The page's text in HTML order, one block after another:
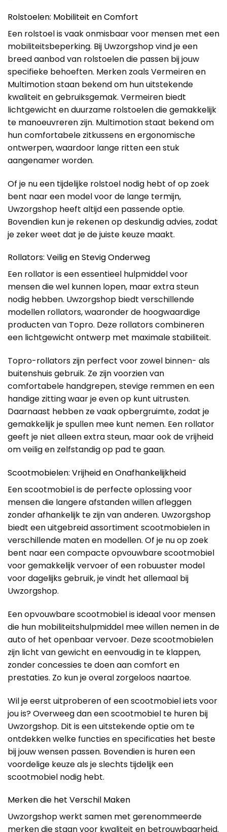
Rolstoelen: Mobiliteit en Comfort
Een rolstoel is vaak onmisbaar voor mensen met een
mobiliteitsbeperking. Bij Uwzorgshop vind je een
breed aanbod van rolstoelen die passen bij jouw
specifieke behoeften. Merken zoals Vermeiren en
Multimotion staan bekend om hun uitstekende
kwaliteit en gebruiksgemak. Vermeiren biedt
lichtgewicht en duurzame rolstoelen die gemakkelijk
te manoeuvreren zijn. Multimotion staat bekend om
hun comfortabele zitkussens en ergonomische
ontwerpen, waardoor lange ritten een stuk
aangenamer worden.
Of je nu een tijdelijke rolstoel nodig hebt of op zoek
bent naar een model voor de lange termijn,
Uwzorgshop heeft altijd een passende optie.
Bovendien kun je rekenen op deskundig advies, zodat
je zeker weet dat je de juiste keuze maakt.
Rollators: Veilig en Stevig Onderweg
Een rollator is een essentieel hulpmiddel voor
mensen die wel kunnen lopen, maar extra steun
nodig hebben. Uwzorgshop biedt verschillende
modellen rollators, waaronder de hoogwaardige
producten van Topro. Deze rollators combineren
een lichtgewicht ontwerp met maximale stabiliteit.
Topro-rollators zijn perfect voor zowel binnen- als
buitenshuis gebruik. Ze zijn voorzien van
comfortabele handgrepen, stevige remmen en een
handige zitting waar je even op kunt uitrusten.
Daarnaast hebben ze vaak opbergruimte, zodat je
gemakkelijk je spullen mee kunt nemen. Een rollator
geeft je niet alleen extra steun, maar ook de vrijheid
om veilig en zelfstandig op pad te gaan.
Scootmobielen: Vrijheid en Onafhankelijkheid
Een scootmobiel is de perfecte oplossing voor
mensen die langere afstanden willen afleggen
zonder afhankelijk te zijn van anderen. Uwzorgshop
biedt een uitgebreid assortiment scootmobielen in
verschillende maten en modellen. Of je nu op zoek
bent naar een compacte opvouwbare scootmobiel
voor gemakkelijk vervoer of een robuuster model
voor dagelijks gebruik, je vindt het allemaal bij
Uwzorgshop.
Een opvouwbare scootmobiel is ideaal voor mensen
die hun mobiliteitshulpmiddel mee willen nemen in de
auto of het openbaar vervoer. Deze scootmobielen
zijn licht van gewicht en eenvoudig in te klappen,
zonder concessies te doen aan comfort en
prestaties. Zo kun je overal zorgeloos naartoe.
Wil je eerst uitproberen of een scootmobiel iets voor
jou is? Overweeg dan een scootmobiel te huren bij
Uwzorgshop. Dit is een uitstekende optie om te
ontdekken welke functies en specificaties het beste
bij jouw wensen passen. Bovendien is huren een
voordelige keuze als je slechts tijdelijk een
scootmobiel nodig hebt.
Merken die het Verschil Maken
Uwzorgshop werkt samen met gerenommeerde
merken die staan voor kwaliteit en betrouwbaarheid.